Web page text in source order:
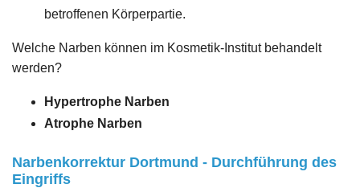
betroffenen Körperpartie.
Welche Narben können im Kosmetik-Institut behandelt
werden?
Hypertrophe Narben
Atrophe Narben
Narbenkorrektur Dortmund - Durchführung des
Eingriffs